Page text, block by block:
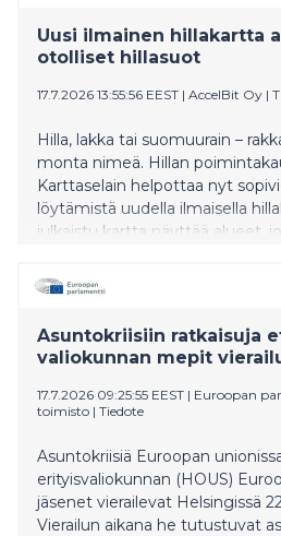
Uusi ilmainen hillakartta
otolliset hillasuot
17.7.2026 13:55:56 EEST | AccelBit Oy |
Hilla, lakka tai suomuurain –
monta nimeä. Hillan
Karttaselain helpottaa nyt
löytämistä uudella ilmaisella
julkaistu kartta näyttää alueet,
maastokartan päälle piirretty
Karttaselaimen
Karttaselain on suosittu
vuosittain yli miljoona käyttäjää.
sienikartat kattavat hillan lisäksi
kantarellin, suppilovahveron,
Asuntokriisiin ratkaisuja
valiokunnan mepit
17.7.2026 09:25:55 EEST | Euroopan
toimisto | Tiedote
Asuntokriisiä Euroopan
erityisvaliokunnan (HOUS)
jäsenet vierailevat Helsingissä
Vierailun aikana he tutustuvat